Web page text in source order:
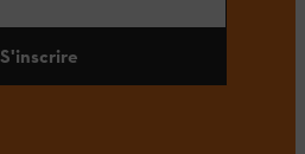
S'inscrire